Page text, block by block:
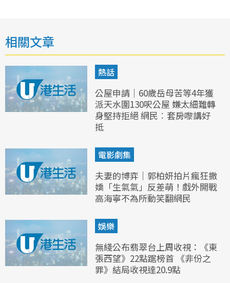
相關文章
熱話
公屋申請｜60歲岳母苦等4年獲
派天水圍130呎公屋 嫌太細難轉
身堅持拒絕 網民︰套房嚟講好
抵
電影劇集
夫妻的博弈｜郭柏妍拍片瘋狂撒
嬌「生氣氣」反差萌！戲外開戰
高海寧不為所動笑翻網民
娛樂
無綫公布翡翠台上周收視：《東
張西望》22點踞榜首 《非份之
罪》結局收視達20.9點